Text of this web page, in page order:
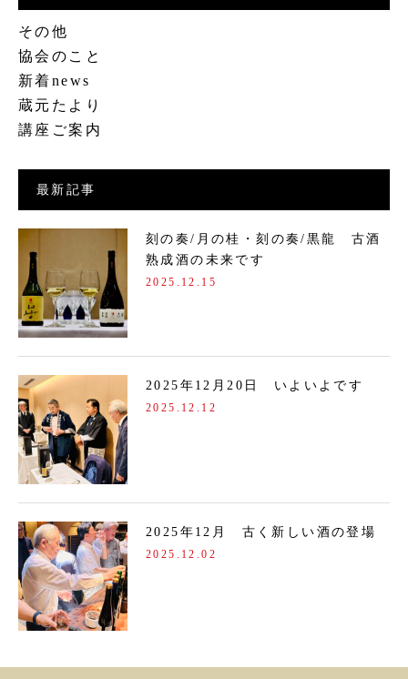
その他
協会のこと
新着news
蔵元たより
講座ご案内
最新記事
刻の奏/月の桂・刻の奏/黒龍 古酒
熟成酒の未来です
2025.12.15
2025年12月20日 いよいよです
2025.12.12
2025年12月 古く新しい酒の登場
2025.12.02